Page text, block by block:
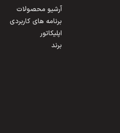
آرشیو محصولات
برنامه های کاربردی
اپلیکاتور
برند